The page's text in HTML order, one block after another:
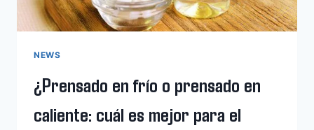
HISTORIAS
EMPRENDEDORAS
NEWS
¿Prensado en frío o prensado en
caliente: cuál es mejor para el